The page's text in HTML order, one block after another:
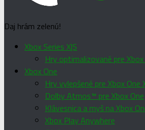
Daj hrám zelenú!
Xbox Series X|S
Hry optimalizované pre Xbox
Xbox One
Hry vylepšené pre Xbox One
Dolby Atmos™ pre Xbox One
Klávesnica a myš na Xbox
Xbox Play Anywhere